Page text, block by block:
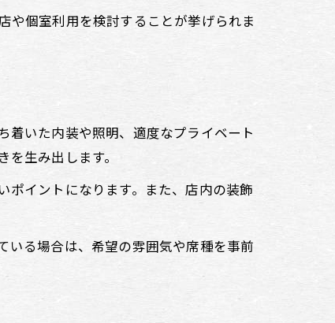
や個室利用を検討することが挙げられま
着いた内装や照明、適度なプライベート
生み出します。
ポイントになります。また、店内の装飾
いる場合は、希望の雰囲気や席種を事前